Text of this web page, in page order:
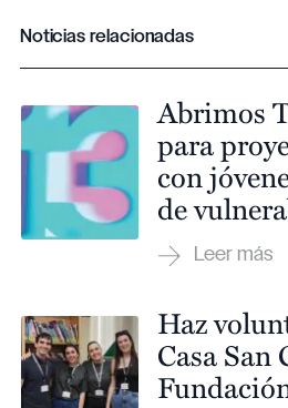
Noticias relacionadas
Abrimos
para
con
de
Haz
Casa San